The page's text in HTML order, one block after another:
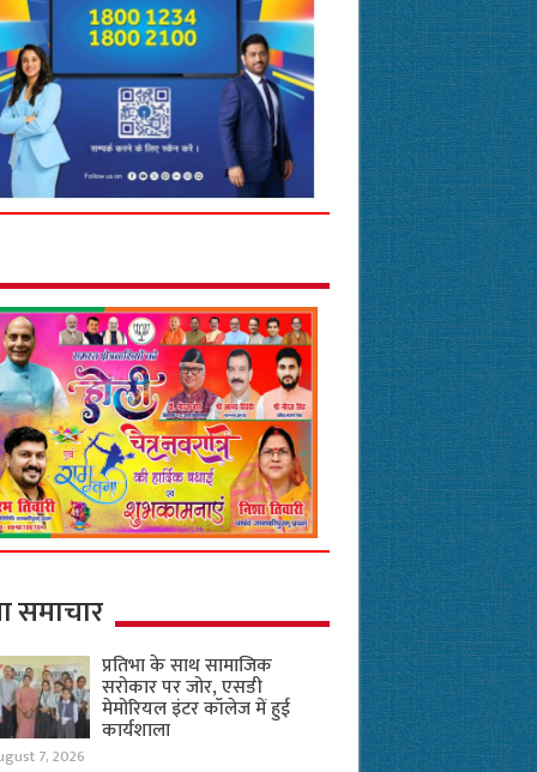
समाचार
प्रतिभा के साथ सामाजिक
सरोकार पर जोर, एसडी
मेमोरियल इंटर कॉलेज में हुई
कार्यशाला
7, 2026